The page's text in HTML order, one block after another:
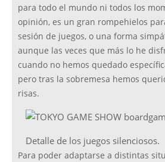
para todo el mundo ni todos los
opinión, es un gran rompehielos
sesión de juegos, o una forma
aunque las veces que más lo he
cuando no hemos quedado
pero tras la sobremesa hemos
risas.
Detalle de los juegos silenciosos.
Para poder adaptarse a distintas